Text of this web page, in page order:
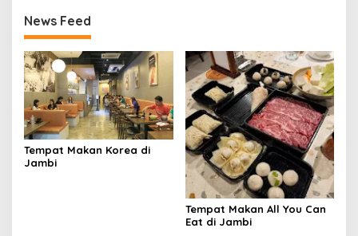
News Feed
Tempat Makan Korea di
Jambi
Tempat Makan All You Can
Eat di Jambi